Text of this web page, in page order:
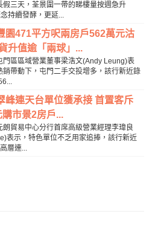
假三天，荃景圍一帶的睇樓量按週急升
持續發酵，更延...
園471平方呎兩房戶562萬元沽
升值逾「兩球」...
門區區域營業董事梁浩文(Andy Leung)表
銷帶動下，屯門二手交投增多，該行新近錄
峰連天台單位獲承接 首置客斥
市景2房戶...
朗貿易中心分行首席高級營業經理李瑋良
表示，特色單位不乏用家追捧，該行新近
層連...